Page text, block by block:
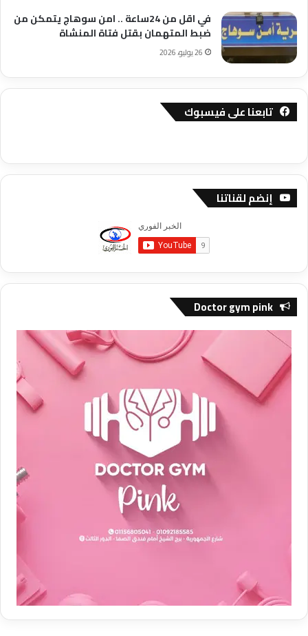
في اقل من 24ساعة .. امن سوهاج يتمكن من
ضبط المتهمان بقتل فتاة المنشاة
26 يوليو، 2026
تابعنا على فيسبوك
إنضم لقناتنا
Doctor gym pink